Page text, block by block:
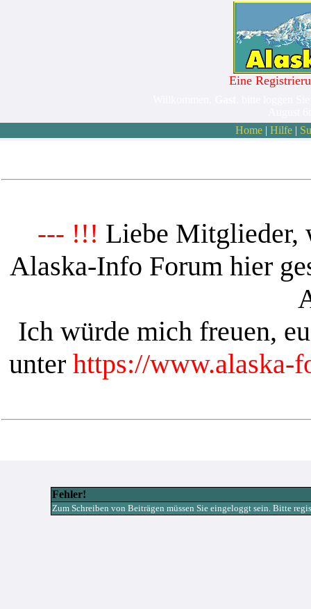
Eine
Home| Hilfe|
--- !!! Liebe Mitglieder,
Alaska-Info Forum hier
Ich würde mich freuen,
unter https://www.alaska-
Fehler!
Zum Schreiben von Beiträgen müssen Sie eingeloggt sein. Bitte